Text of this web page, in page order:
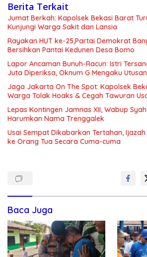
Berita Terkait
Jumat Berkah: Kapolsek Bekasi Barat
Kunjungi Warga Sakit dan Lansia
Rayakan HUT ke-25,Partai Demokrat
Bersihkan Pantai Kedunen Desa Bomo
Lapor Ancaman Bunuh-Racun: Istri
Juta Diperiksa, Oknum G Mengaku
Jaga Jakarta On The Spot: Kapolsek
Warga Tolak Hoaks & Cegah Tawuran
Lepas Kontingen Jamnas XII, Wabup
Harumkan Nama Trenggalek
Usai Sempat Dikabarkan Tertahan,
ke Orang Tua Secara Cuma-cuma
Baca Juga